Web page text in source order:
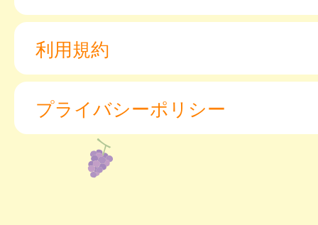
利用規約
プライバシーポリシー